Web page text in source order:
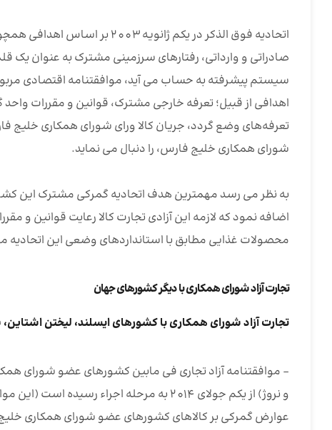
اتحادیه فوق الذکر در یکم
صادراتی و وارداتی، رفتارهای سرزمینی مشترک به عنوان یک
اهدافی از قبیل؛ تعرفه خارجی مشترک، قوانین و مقررات
تعرفه‌های وضع گردد، جریان کالا ورای شورای همکاری خلیج
شورای همکاری خلیج فارس، را دنبال می نماید.
به نظر می رسد مهمترین هدف اتحادیه گمرکی مشترک این
اضافه نمود که لازمه این آزادی تجارت کالا رعایت قوانین و
محصولات غذایی مطابق با استانداردهای وضعی این اتحادیه
تجارت آزاد شورای همکاری با دیگر کشورهای جهان
تجارت آزاد شورای همکاری با کشورهای ایسلند، لیختن
عوارض گمرکی بر کالاهای کشورهای عضو شورای همکاری